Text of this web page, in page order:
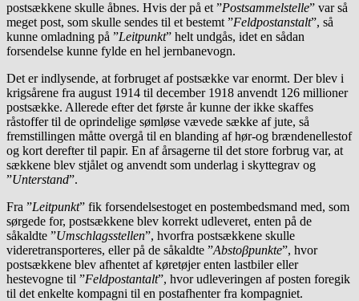
postsækkene skulle åbnes. Hvis der på et ”Postsammelstelle” var så
meget post, som skulle sendes til et bestemt ”Feldpostanstalt”, så
kunne omladning på ”Leitpunkt” helt undgås, idet en sådan
forsendelse kunne fylde en hel jernbanevogn.
Det er indlysende, at forbruget af postsække var enormt. Der blev i
krigsårene fra august 1914 til december 1918 anvendt 126 millioner
postsække. Allerede efter det første år kunne der ikke skaffes
råstoffer til de oprindelige sømløse vævede sække af jute, så
fremstillingen måtte overgå til en blanding af hør-og brændenellestof
og kort derefter til papir. En af årsagerne til det store forbrug var, at
sækkene blev stjålet og anvendt som underlag i skyttegrav og
”Unterstand”.
Fra ”Leitpunkt” fik forsendelsestoget en postembedsmand med, som
sørgede for, postsækkene blev korrekt udleveret, enten på de
såkaldte ”Umschlagsstellen”, hvorfra postsækkene skulle
videretransporteres, eller på de såkaldte ”Abstoβpunkte”, hvor
postsækkene blev afhentet af køretøjer enten lastbiler eller
hestevogne til ”Feldpostantalt”, hvor udleveringen af posten foregik
til det enkelte kompagni til en postafhenter fra kompagniet.